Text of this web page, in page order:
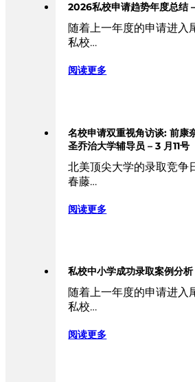
2026私校申请趋势年度总结
随着上一年度的申请进入
私校…
阅读更多
名校申请双重视角访谈: 前康
圣乔治大学辅导员 – 3 月11号
北美顶尖大学的录取竞争
春藤…
阅读更多
私校中小学成功录取案例分析
随着上一年度的申请进入
私校…
阅读更多